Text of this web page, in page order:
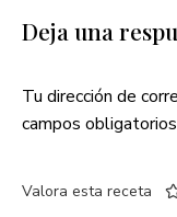
Deja una
Tu dirección de
campos
Valora esta receta